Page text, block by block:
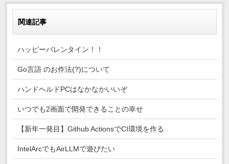
関連記事
ハッピーバレンタイン！！
Go言語 のお作法(?)について
ハンドヘルドPCはなかなかいいぞ
いつでも2画面で開発できることの幸せ
【新年一発目】Github ActionsでCI環境を作る
IntelArcでもAirLLMで遊びたい